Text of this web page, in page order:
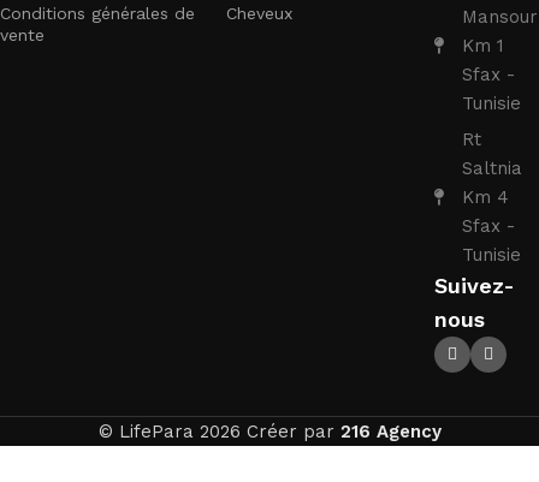
Conditions générales de
vente
Cheveux
Mansour
Km 1
Sfax -
Tunisie
Rt
Saltnia
Km 4
Sfax -
Tunisie
Suivez-
nous
© LifePara 2026 Créer par 216 Agency